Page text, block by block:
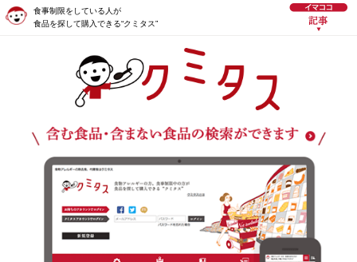
食事制限をしている人が
食品を探して購入できる“クミタス”